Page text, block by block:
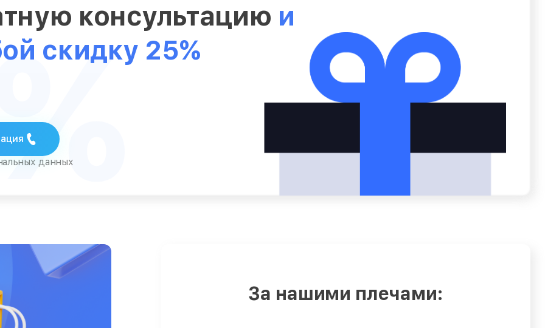
консультацию и
скидку 25%
данных
За нашими плечами: